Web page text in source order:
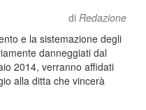
di Redazione
e la sistemazione degli
danneggiati dal
2014, verranno affidati
alla ditta che vincerà